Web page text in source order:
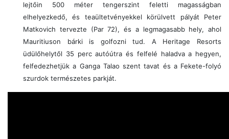
lejtőin 500 méter tengerszint feletti magasságban
elhelyezkedő, és teaültetvényekkel körülvett pályát Peter
Matkovich tervezte (Par 72), és a legmagasabb hely, ahol
Mauritiuson bárki is golfozni tud. A Heritage Resorts
üdülőhelytől 35 perc autóútra és felfelé haladva a hegyen,
felfedezhetjük a Ganga Talao szent tavat és a Fekete-folyó
szurdok természetes parkját.